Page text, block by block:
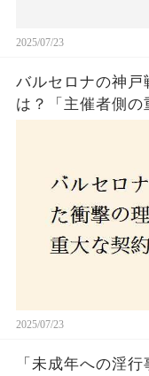
2025/07/23
バルセロナの神戸
は？「主催者側
2025/07/23
「未成年への淫